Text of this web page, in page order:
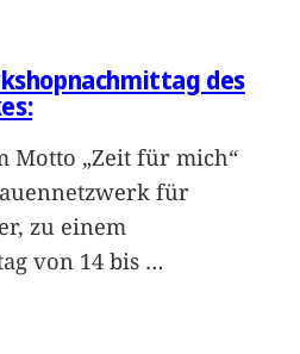
des
Motto „Zeit für mich“
für
zu einem
von 14 bis …